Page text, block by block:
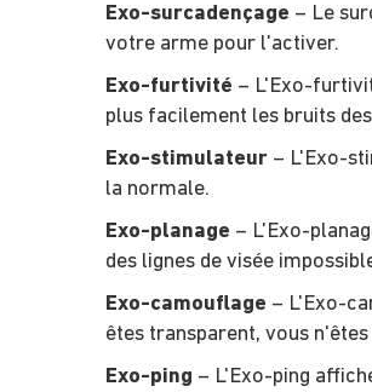
Exo-surcadençage – Le
votre arme pour l'activer.
Exo-furtivité – L'Exo-
plus facilement les bruits
Exo-stimulateur – L'Exo-
la normale.
Exo-planage – L'Exo-
des lignes de visée
Exo-camouflage – L'Exo-
êtes transparent, vous
Exo-ping – L'Exo-ping